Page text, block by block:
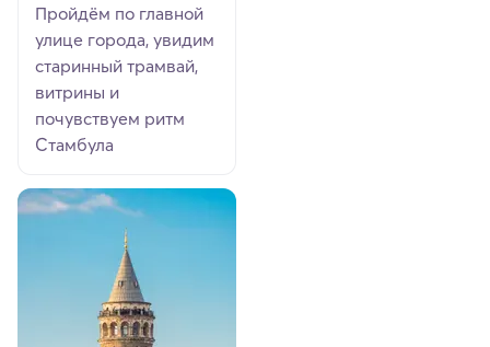
Пройдём по главной
улице города, увидим
старинный трамвай,
витрины и
почувствуем ритм
Стамбула